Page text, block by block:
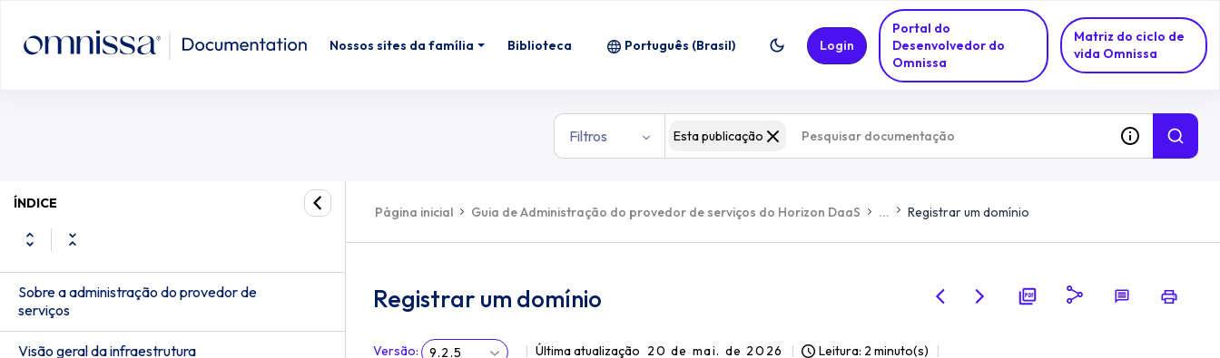
Nossos sites da família Biblioteca
Portal do
Desenvolvedor do
Omnissa
Matriz do ciclo de
vida Omnissa
Português (Brasil) Login
Filtros Esta publicação
ÍNDICE
Sobre a administração do provedor de
serviços
Visão geral da infraestrutura
Página inicial Guia de Administração do provedor de serviços do Horizon DaaS ... Registrar um domínio
Registrar um domínio
Versão: 9.2.5 Última atualização 20 de mai. de 2026 Leitura: 2 minuto(s)